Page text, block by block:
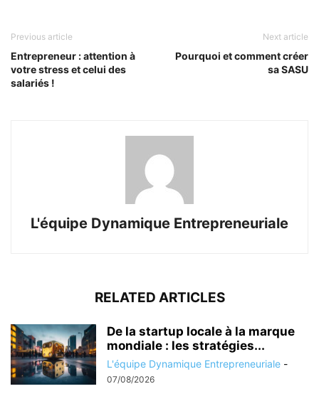
Previous article
Entrepreneur : attention à
votre stress et celui des
salariés !
Next article
Pourquoi et comment créer
sa SASU
L'équipe Dynamique Entrepreneuriale
RELATED ARTICLES
De la startup locale à la marque
mondiale : les stratégies...
L'équipe Dynamique Entrepreneuriale -
07/08/2026